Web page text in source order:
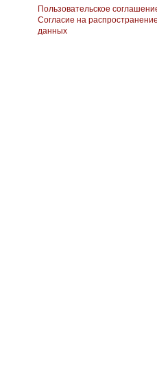
Пользовательское
Согласие на
данных